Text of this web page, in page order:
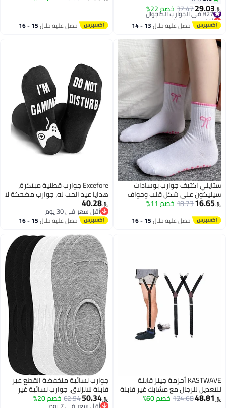
الرطوبة، قابلة للتنفس ومضادة
للرائحة، مناسبة للاستخدام اليومي،
سوداء
﷼‏29.03
37.47خصم 22% #27 في الجوارب الكاجوال
أقل سعر في السنة
#27 في الجوارب الكاجوال احصل عليه خلال 13 - 14 احصل عليه خلال 15 - 16
ستايلي اكتيف جوارب بوسادات
سيليكون على شكل قلب وحواف
متباينة وطبعة فيونكة
﷼‏16.65
18.73خصم 11%
احصل عليه خلال 15 - 16
Excefore جوارب قطنية مبتكرة،
هدايا عيد الحب له، جوارب مضحكة لا
تزعج أثناء اللعب للرجال والنساء
والمراهقين، سوداء
﷼‏40.28
أقل سعر في 30 يوم
أقل سعر في 30 يوماحصل عليه خلال 15 - 16
KASTWAVE أحزمة جينز قابلة
للتعديل للرجال مع مشابك غير قابلة
للانزلاق
﷼‏ 48.81
124.68خصم 60%
جوارب نسائية منخفضة القطع غير
قابلة للانزلاق، جوارب نسائية غير
مرئية مع أصابع معززة غير قابلة
﷼‏50.34
62.94خصم 20%